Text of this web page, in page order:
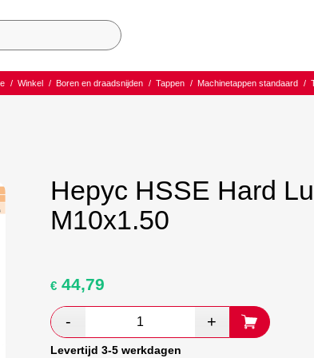
/ Winkel / Boren en draadsnijden / Tappen / Machinetappen standaard /
Hepyc HSSE Hard
M10x1.50
Oorspronkelijke
was:
€ 74,65.
€44,79Huidige
€ 43,30.
Levertijd 3-5 werkdagen